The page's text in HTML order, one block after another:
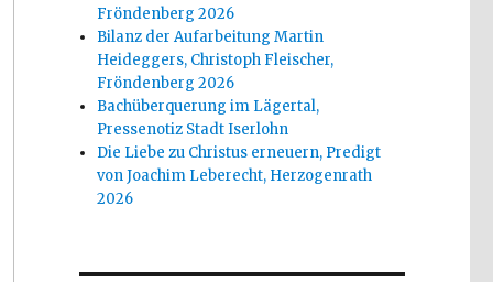
Fröndenberg 2026
Bilanz der Aufarbeitung Martin
Heideggers, Christoph Fleischer,
Fröndenberg 2026
Bachüberquerung im Lägertal,
Pressenotiz Stadt Iserlohn
Die Liebe zu Christus erneuern, Predigt
von Joachim Leberecht, Herzogenrath
2026